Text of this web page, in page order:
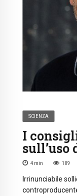
SCIENZA
I
4 min 109
Irrinunciabile